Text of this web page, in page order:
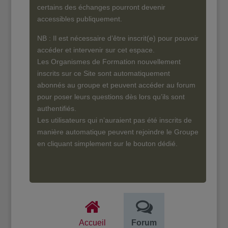
certains des échanges pourront devenir
accessibles publiquement.
NB : Il est nécessaire d’être inscrit(e) pour pouvoir
accéder et intervenir sur cet espace.
Les Organismes de Formation nouvellement
inscrits sur ce Site sont automatiquement
abonnés au groupe et peuvent accéder au forum
pour poser leurs questions dès lors qu’ils sont
authentifiés.
Les utilisateurs qui n’auraient pas été inscrits de
manière automatique peuvent rejoindre le Groupe
en cliquant simplement sur le bouton dédié.
Accueil Forum